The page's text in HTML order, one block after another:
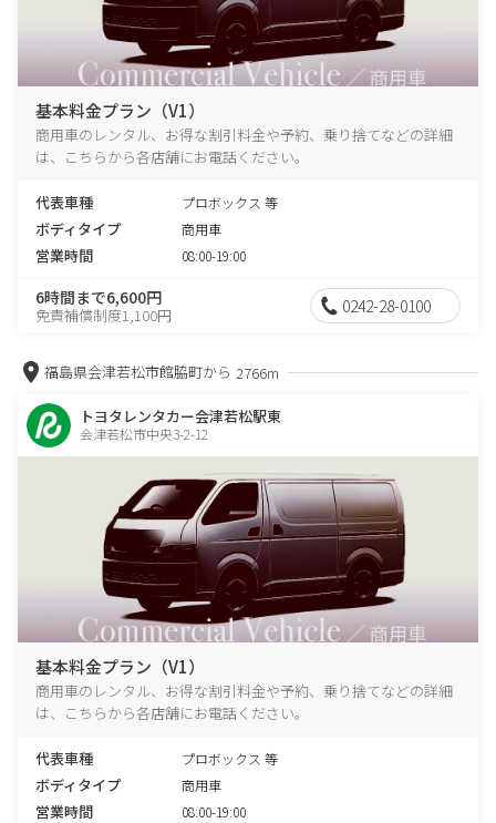
基本料金プラン（V1）
商用車のレンタル、お得な割引料金や予約、乗り捨てなどの詳細
は、こちらから各店舗にお電話ください。
代表車種 プロボックス 等
ボディタイプ 商用車
営業時間 08:00-19:00
6時間まで6,600円
免責補償制度1,100円 0242-28-0100
福島県会津若松市館脇町から 2766m
トヨタレンタカー会津若松駅東
会津若松市中央3-2-12
基本料金プラン（V1）
商用車のレンタル、お得な割引料金や予約、乗り捨てなどの詳細
は、こちらから各店舗にお電話ください。
代表車種 プロボックス 等
ボディタイプ 商用車
営業時間 08:00-19:00